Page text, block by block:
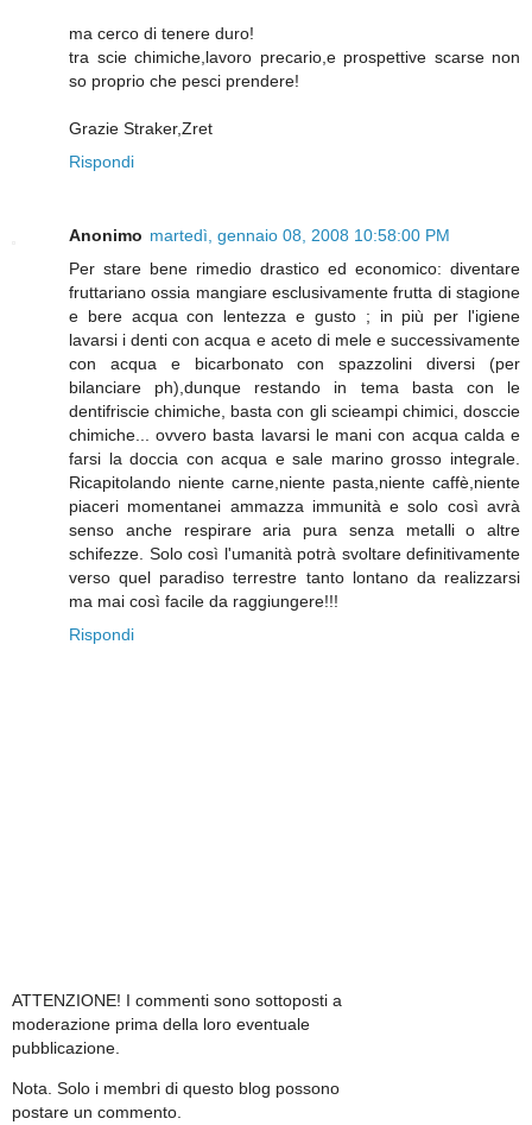
ma cerco di tenere duro!
tra scie chimiche,lavoro precario,e prospettive scarse non
so proprio che pesci prendere!
Grazie Straker,Zret
Rispondi
Anonimo martedì, gennaio 08, 2008 10:58:00 PM
Per stare bene rimedio drastico ed economico: diventare
fruttariano ossia mangiare esclusivamente frutta di stagione
e bere acqua con lentezza e gusto ; in più per l'igiene
lavarsi i denti con acqua e aceto di mele e successivamente
con acqua e bicarbonato con spazzolini diversi (per
bilanciare ph),dunque restando in tema basta con le
dentifriscie chimiche, basta con gli scieampi chimici, dosccie
chimiche... ovvero basta lavarsi le mani con acqua calda e
farsi la doccia con acqua e sale marino grosso integrale.
Ricapitolando niente carne,niente pasta,niente caffè,niente
piaceri momentanei ammazza immunità e solo così avrà
senso anche respirare aria pura senza metalli o altre
schifezze. Solo così l'umanità potrà svoltare definitivamente
verso quel paradiso terrestre tanto lontano da realizzarsi
ma mai così facile da raggiungere!!!
Rispondi
ATTENZIONE! I commenti sono sottoposti a
moderazione prima della loro eventuale
pubblicazione.
Nota. Solo i membri di questo blog possono
postare un commento.